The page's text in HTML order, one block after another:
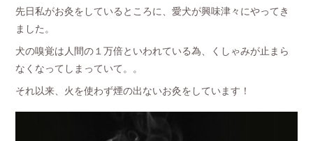
先日私がお灸をしているところに、愛犬が興味津々にやってき
ました。
犬の嗅覚は人間の１万倍といわれている為、くしゃみが止まら
なくなってしまっていて。。
それ以来、火を使わず煙の出ないお灸をしています！